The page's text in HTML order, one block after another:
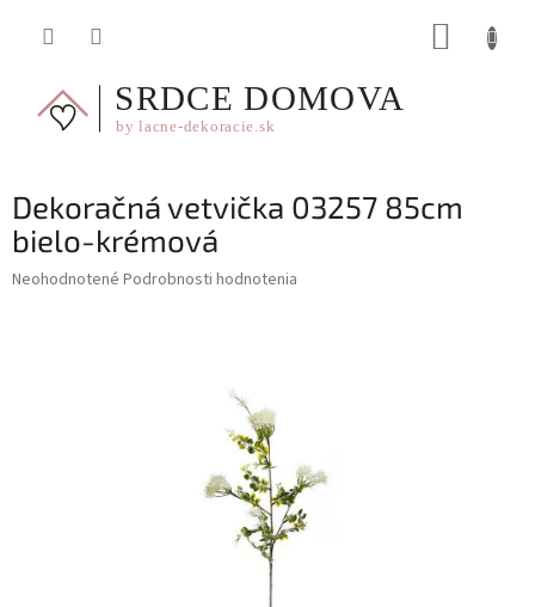
Dekoračná vetvička 03257 85cm
bielo-krémová
Priemerné
Neohodnotené Podrobnosti hodnotenia